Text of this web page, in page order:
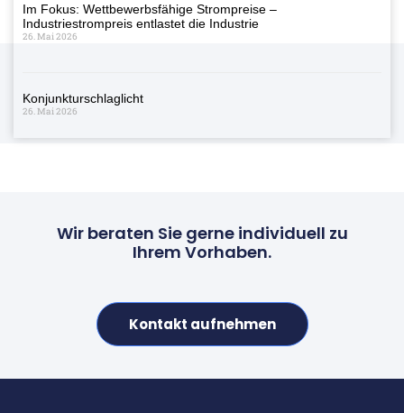
Im Fokus: Wettbewerbsfähige Strompreise –
Industriestrompreis entlastet die Industrie
26. Mai 2026
Konjunkturschlaglicht
26. Mai 2026
Wir beraten Sie gerne individuell zu
Ihrem Vorhaben.
Kontakt aufnehmen